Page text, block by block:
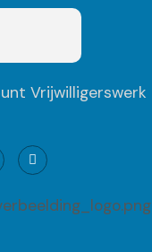
Vrijwilligerswerk